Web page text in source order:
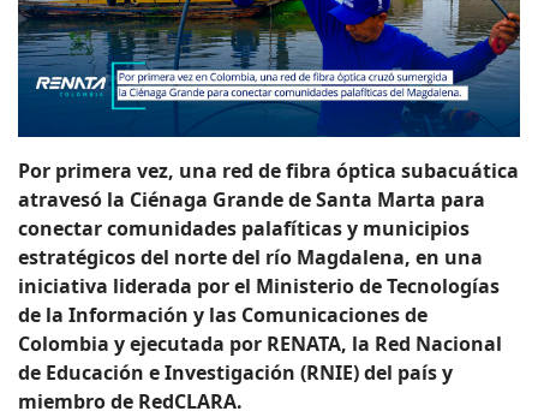
Por primera vez, una red de fibra óptica subacuática
atravesó la Ciénaga Grande de Santa Marta para
conectar comunidades palafíticas y municipios
estratégicos del norte del río Magdalena, en una
iniciativa liderada por el Ministerio de Tecnologías
de la Información y las Comunicaciones de
Colombia y ejecutada por RENATA, la Red Nacional
de Educación e Investigación (RNIE) del país y
miembro de RedCLARA.